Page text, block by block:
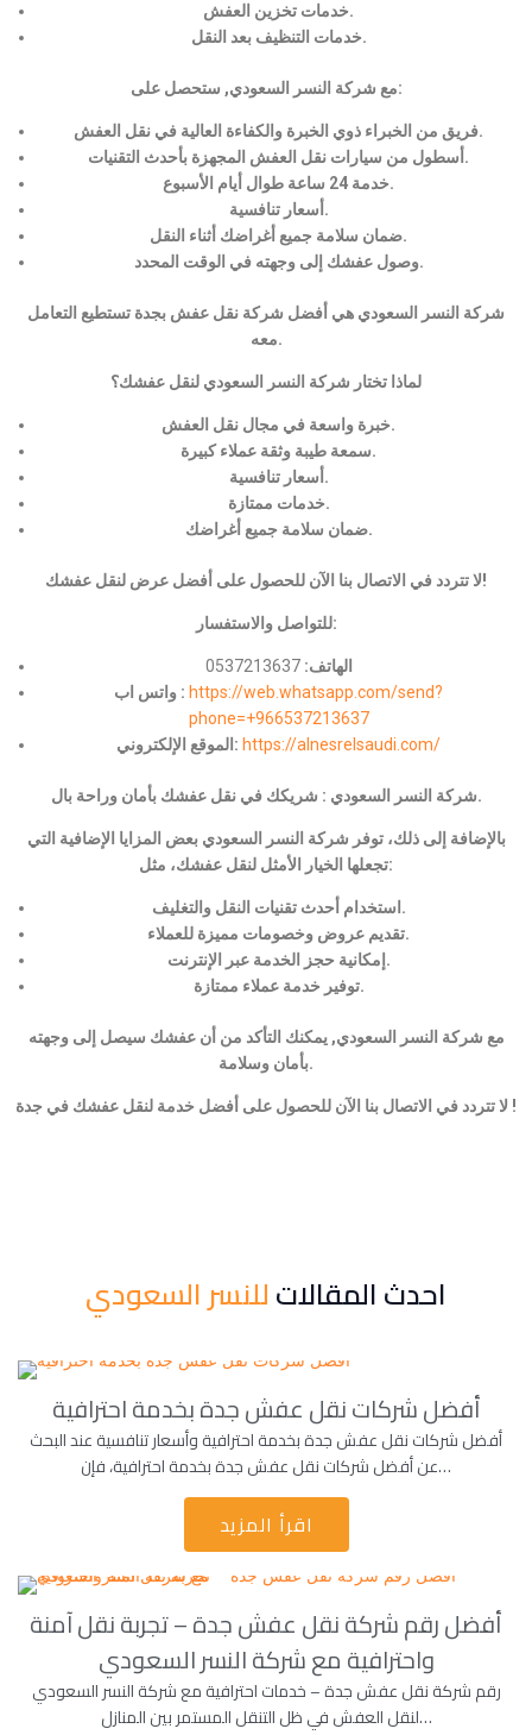
خدمات تخزين العفش.
خدمات التنظيف بعد النقل.
مع شركة النسر السعودي, ستحصل على:
فريق من الخبراء ذوي الخبرة والكفاءة العالية في نقل العفش.
أسطول من سيارات نقل العفش المجهزة بأحدث التقنيات.
خدمة 24 ساعة طوال أيام الأسبوع.
أسعار تنافسية.
ضمان سلامة جميع أغراضك أثناء النقل.
وصول عفشك إلى وجهته في الوقت المحدد.
شركة النسر السعودي هي أفضل شركة نقل عفش بجدة تستطيع التعامل
معه.
لماذا تختار شركة النسر السعودي لنقل عفشك؟
خبرة واسعة في مجال نقل العفش.
سمعة طيبة وثقة عملاء كبيرة.
أسعار تنافسية.
خدمات ممتازة.
ضمان سلامة جميع أغراضك.
لا تتردد في الاتصال بنا الآن للحصول على أفضل عرض لنقل عفشك!
للتواصل والاستفسار:
الهاتف: 0537213637
واتس اب : https://web.whatsapp.com/send?
phone=+966537213637
الموقع الإلكتروني: https://alnesrelsaudi.com/
شركة النسر السعودي : شريكك في نقل عفشك بأمان وراحة بال.
بالإضافة إلى ذلك، توفر شركة النسر السعودي بعض المزايا الإضافية التي
تجعلها الخيار الأمثل لنقل عفشك، مثل:
استخدام أحدث تقنيات النقل والتغليف.
تقديم عروض وخصومات مميزة للعملاء.
إمكانية حجز الخدمة عبر الإنترنت.
توفير خدمة عملاء ممتازة.
مع شركة النسر السعودي, يمكنك التأكد من أن عفشك سيصل إلى وجهته
بأمان وسلامة.
لا تتردد في الاتصال بنا الآن للحصول على أفضل خدمة لنقل عفشك في جدة !
احدث المقالاتللنسر السعودي
أفضل شركات نقل عفش جدة بخدمة احترافية
أفضل شركات نقل عفش جدة بخدمة احترافية وأسعار تنافسية عند البحث
عن أفضل شركات نقل عفش جدة بخدمة احترافية، فإن…
اقرأ المزيد
أفضل رقم شركة نقل عفش جدة – تجربة نقل آمنة
واحترافية مع شركة النسر السعودي
رقم شركة نقل عفش جدة – خدمات احترافية مع شركة النسر السعودي
لنقل العفش في ظل التنقل المستمر بين المنازل…